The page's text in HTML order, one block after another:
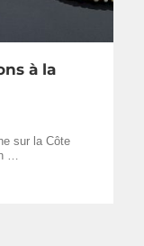
à la
sur la Côte
…